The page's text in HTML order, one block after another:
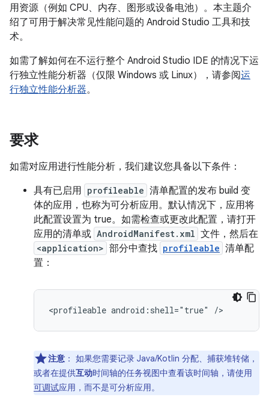
用资源（例如 CPU、内存、图形或设备电池）。本主题介
绍了可用于解决常见性能问题的 Android Studio 工具和技
术。
如需了解如何在不运行整个 Android Studio IDE 的情况下运
行独立性能分析器（仅限 Windows 或 Linux），请参阅运
行独立性能分析器。
要求
如需对应用进行性能分析，我们建议您具备以下条件：
具有已启用 profileable 清单配置的发布 build 变
体的应用，也称为可分析应用。默认情况下，应用将
此配置设置为 true。如需检查或更改此配置，请打开
应用的清单或 AndroidManifest.xml 文件，然后在
<application> 部分中查找 profileable 清单配
置：
注意 ： 如果您需要记录 Java/Kotlin 分配、捕获堆转储，
或者在提供互动时间轴的任务视图中查看该时间轴，请使用
可调试应用，而不是可分析应用。